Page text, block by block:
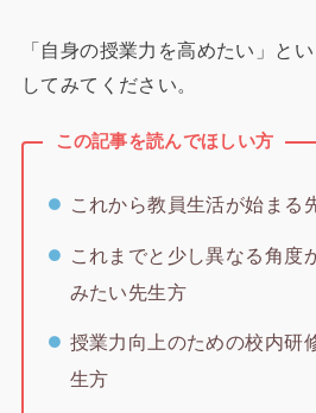
「自身の授業力を高めたい」と
してみてください。
この記事を読んでほしい方
これから教員生活が始まる
これまでと少し異なる角度
みたい先生方
授業力向上のための校内研
生方